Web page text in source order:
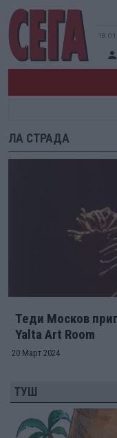
ЛА СТРАДА
Теди Москов
Yalta Art Room
20 Март 2024
ТУШ